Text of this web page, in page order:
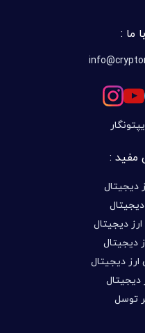
ما :
مفید :
دیجیتال
دیجیتال
دیجیتال
دیجیتال
دیجیتال
توسل